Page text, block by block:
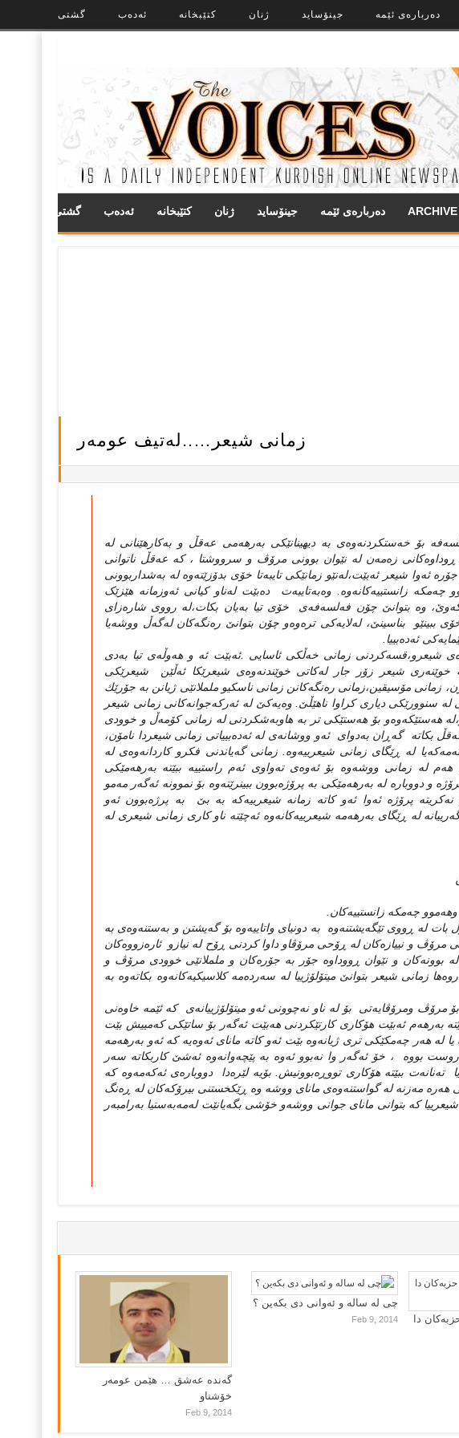
گشتی ئەدەب کتێبخانە ژنان جینۆساید ده‌رباره‌ی ئێمه
گشتی ئەدەب کتێبخانە ژنان جینۆساید ده‌رباره‌ی ئێمه ARCHIVE
زمانی شیعر…..له‌تیف عومه‌ر
بۆ خه‌ستکردنه‌وه‌ی به‌ دیهینانێکی به‌رهه‌می عه‌قڵ و به‌کارهێنانی له‌
زه‌مه‌ن له‌ نێوان بوونی مرۆڤ و سرووشتا ، که‌ عه‌قڵ ناتوانی
ئه‌وا شیعر ئه‌بێت،له‌نێو زمانێکی تایبه‌تا خۆی بدۆزێته‌وه‌ له‌ به‌شداربوونی
زانستییه‌کانه‌وه‌. وه‌به‌تایبه‌ت ده‌بێت له‌ناو کیانی ئه‌وزمانه‌ هێزێک
وه‌ بتوانێ چۆن فه‌لسه‌فه‌ی خۆی تیا به‌یان بکات،له‌ رووی شاره‌زای
ببینێو بناسینێ، له‌لایه‌کی تره‌وه‌و چۆن بتوانێ ره‌نگه‌کان له‌گه‌ڵ ووشه‌یا
ئه‌ده‌بییا.
شیعرو،قسه‌کردنی زمانی خه‌ڵکی ئاسایی .ئه‌بێت ئه‌ و هه‌وڵه‌ی تیا به‌دی
شیعر زۆر جار له‌کاتی خوێندنه‌وه‌ی شیعرێکا ئه‌ڵێن شیعرێکی
مۆسیقین،زمانی ره‌نگه‌کانن زمانی ناسکیو ململانێی ژیانن به‌ جۆرێك
سنوورێکی دیاری کراوا ناهێڵێ. وه‌یه‌کێ له‌ ئه‌رکه‌جوانه‌کانی زمانی شیعر
هه‌ستێکه‌وه‌و بۆ هه‌ستێکی تر به‌ هاوبه‌شکردنی له‌ زمانی کۆمه‌ڵ و خوودی
بکاته‌ گه‌ڕان به‌دوای ئه‌و ووشانه‌ی له‌ ئه‌ده‌بییاتی زمانی شیعردا نامۆن،
له‌ ڕێگای زمانی شیعرییه‌وه‌. زمانی گه‌یاندنی فکرو کاردانه‌وه‌ی له‌
له‌ زمانی ووشه‌وه‌ بۆ ئه‌وه‌ی ته‌واوی ئه‌م راستییه‌ ببێته‌ به‌رهه‌مێکی
و دووباره‌ له‌ به‌رهه‌مێکی به‌ پرۆژه‌بوون ببینرێته‌وه‌ بۆ نموونه‌ ئه‌گه‌ر مه‌مو
نه‌کریته‌ پرۆژه‌ ئه‌وا ئه‌و کاته‌ زمانه‌ شیعرییه‌که‌ به‌ بێ به‌ پرژه‌بوون ئه‌و
له‌ ڕێگای به‌رهه‌مه‌ شیعرییه‌کانه‌وه‌ ئه‌چێته‌ ناو کاری زمانی شیعری له‌
چه‌مکه‌ زانستییه‌کان.
له‌ ڕووی تێگه‌یشتنه‌وه‌ به‌ دونیای واتاییه‌وه‌ بۆ گه‌یشتن و به‌ستنه‌وه‌ی به‌
مرۆڤ و نییازه‌کان له‌ ڕۆحی مرۆڤاو داوا کردنی ڕۆح له‌ نیازو ئاره‌زووه‌کان
بوونه‌کان و نێوان ڕووداوه‌ جۆر به‌ جۆره‌کان و ململانێی خوودی مرۆڤ و
شیعر بتوانێ میتۆلۆژییا له‌ سه‌رده‌مه‌ کلاسیکیه‌کانه‌وه‌ بکاته‌وه‌ به‌
مرۆڤ ومرۆڤایه‌تی بۆ له‌ ناو نه‌چوونی ئه‌و میتۆلۆژییانه‌ی که‌ ئێمه‌ خاوه‌نی
به‌رهه‌م ئه‌بێت هۆکاری کارتێکردنی هه‌بێت ئه‌گه‌ر بۆ ساتێکی که‌مییش بێت
هه‌ر چه‌مکێکی تری ژیانه‌وه‌ بێت ئه‌و کاته‌ مانای ئه‌وه‌یه‌ که‌ ئه‌و به‌رهه‌مه‌
بووه‌ ، خۆ ئه‌گه‌ر وا نه‌بوو ئه‌وه‌ به‌ پێچه‌وانه‌وه‌ ئه‌شێ کاربکاته‌ سه‌ر
ته‌نانه‌ت ببێته‌ هۆکاری تووڕه‌بوونیش. بۆیه‌ لێره‌دا دووباره‌ی ئه‌که‌مه‌وه‌ که‌
هه‌ره‌ مه‌زنه‌ له‌ گواستنه‌وه‌ی مانای ووشه‌ وه‌ ڕێکخستنی بیرۆکه‌کان له‌ ڕه‌نگ
که‌ بتوانی مانای جوانی ووشه‌و خۆشی بگه‌یانێت له‌مه‌به‌ستیا به‌رامبه‌ر
گه‌نده‌ عه‌شق … هێمن عومه‌ر
خۆشناو
Feb 9, 2014
چی لە سالە و ئەوانی دی بكەین ؟
Feb 9, 2014
دا